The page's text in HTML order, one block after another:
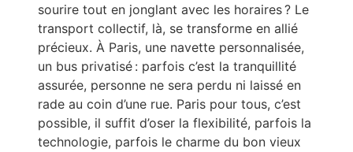
sourire tout en jonglant avec les horaires ? Le
transport collectif, là, se transforme en allié
précieux. À Paris, une navette personnalisée,
un bus privatisé : parfois c’est la tranquillité
assurée, personne ne sera perdu ni laissé en
rade au coin d’une rue. Paris pour tous, c’est
possible, il suffit d’oser la flexibilité, parfois la
technologie, parfois le charme du bon vieux